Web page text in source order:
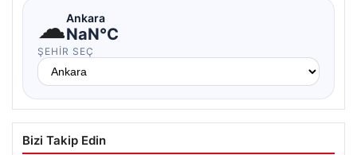
☁Ankara
NaN°C
ŞEHIR SEÇ
Bizi Takip Edin